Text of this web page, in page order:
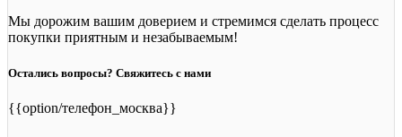
Мы дорожим вашим доверием и стремимся сделать процесс
покупки приятным и незабываемым!
Остались вопросы? Свяжитесь с нами
{{option/телефон_москва}}